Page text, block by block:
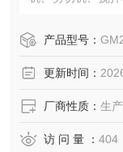
产品型号：
更新时间：
厂商性质： 生
访 问 量 ： 404